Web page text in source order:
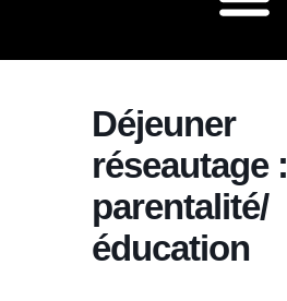
Déjeuner
réseautage :
parentalité/
éducation